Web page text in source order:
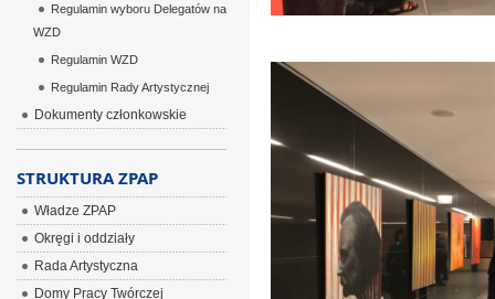
Regulamin wyboru Delegatów na
WZD
Regulamin WZD
Regulamin Rady Artystycznej
Dokumenty członkowskie
STRUKTURA ZPAP
Władze ZPAP
Okręgi i oddziały
Rada Artystyczna
Domy Pracy Twórczej